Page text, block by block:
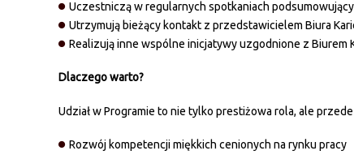
Uczestniczą w regularnych spotkaniach
Utrzymują bieżący kontakt z przedstawicielem Biura
Realizują inne wspólne inicjatywy uzgodnione z Biurem
Dlaczego warto?
Udział w Programie to nie tylko prestiżowa rola, ale
Rozwój kompetencji miękkich cenionych na rynku pracy